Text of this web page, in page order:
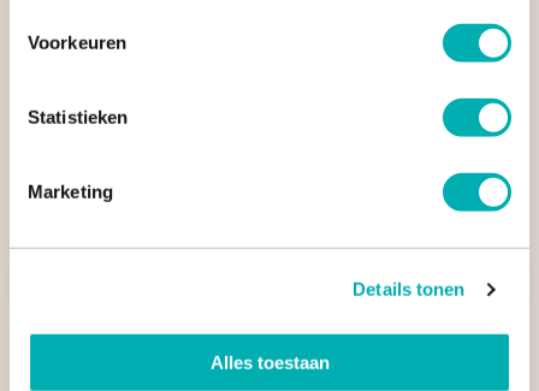
Voorkeuren
Statistieken
Marketing
Details tonen
Alles toestaan
te wonen.